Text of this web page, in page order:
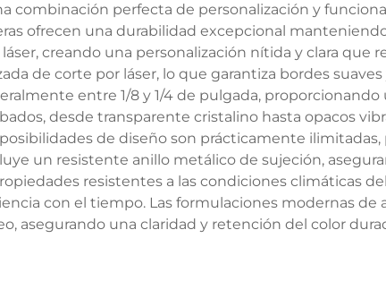
combinación perfecta de personalización y
ofrecen una durabilidad excepcional
creando una personalización nítida y clara que
de corte por láser, lo que garantiza bordes
entre 1/8 y 1/4 de pulgada,
desde transparente cristalino hasta opacos
de diseño son prácticamente
un resistente anillo metálico de sujeción,
resistentes a las condiciones climáticas
con el tiempo. Las formulaciones modernas de
asegurando una claridad y retención del color